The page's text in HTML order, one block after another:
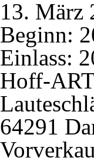
13. März
Beginn:
Einlass:
Hoff-
64291